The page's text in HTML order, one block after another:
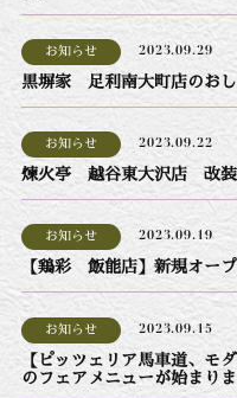
お知らせ 2023.09.29
黒塀家 足利南大町店のお
お知らせ 2023.09.22
煉火亭 越谷東大沢店 改装
お知らせ 2023.09.19
【鶏彩 飯能店】新規オー
お知らせ 2023.09.15
【ピッツェリア馬車道、
のフェアメニューが始まりま